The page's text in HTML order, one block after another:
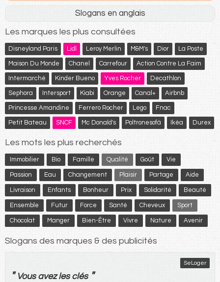
Slogans en anglais
Les marques les plus consultées
Disneyland Paris Lidl Leroy Merlin M&M's Dior La Poste
Maison Du Monde Chanel Carrefour Action Contre La Faim
Intermarché Kinder Bueno Yves Rocher Decathlon
Sephora Intersport Kiabi Orange Canal+ Airbnb
Princesse Amandine Ferrero Rocher Lego Fnac
Petit Bateau SNCF Mc Donald's Poltronesofà Ikéa Durex
Les mots les plus recherchés
Immobilier Bio Famille Qualité Goût Vie
Passion Eau Changement Plaisir Partage Aide
Livraison Enfants Bonheur Prix Solidarité Beauté
Ensemble Futur Force Santé Cheveux Sport
Chocolat Manger Bien-Être Vivre Nature Avenir
Slogans des marques & des publicités
ERA Immobilier
" Toujours à vos côtés